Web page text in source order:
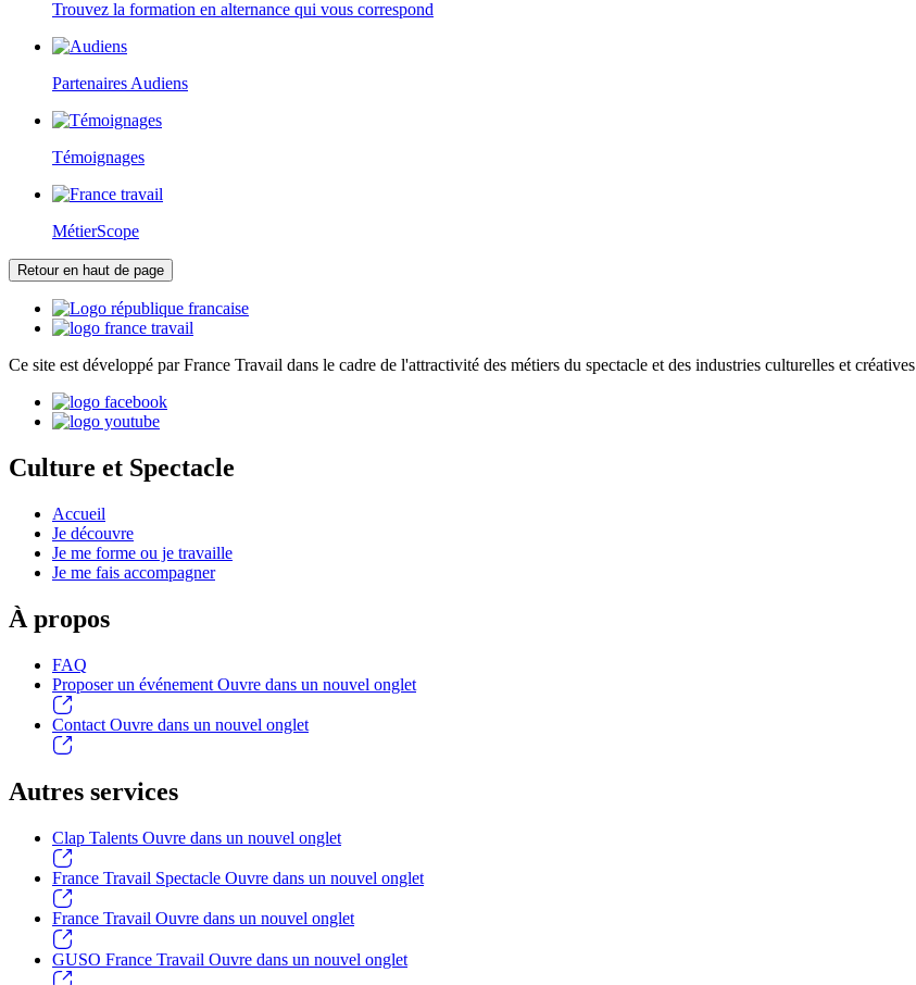
Trouvez la formation en alternance qui vous correspond
Partenaires Audiens
Témoignages
MétierScope
Retour en haut de page
Ce site est développé par France Travail dans le cadre de l'attractivité des métiers du spectacle et des industries culturelles et créatives
Culture et Spectacle
Accueil
Je découvre
Je me forme ou je travaille
Je me fais accompagner
À propos
FAQ
Proposer un événement Ouvre dans un nouvel onglet
Contact Ouvre dans un nouvel onglet
Autres services
Clap Talents Ouvre dans un nouvel onglet
France Travail Spectacle Ouvre dans un nouvel onglet
France Travail Ouvre dans un nouvel onglet
GUSO France Travail Ouvre dans un nouvel onglet